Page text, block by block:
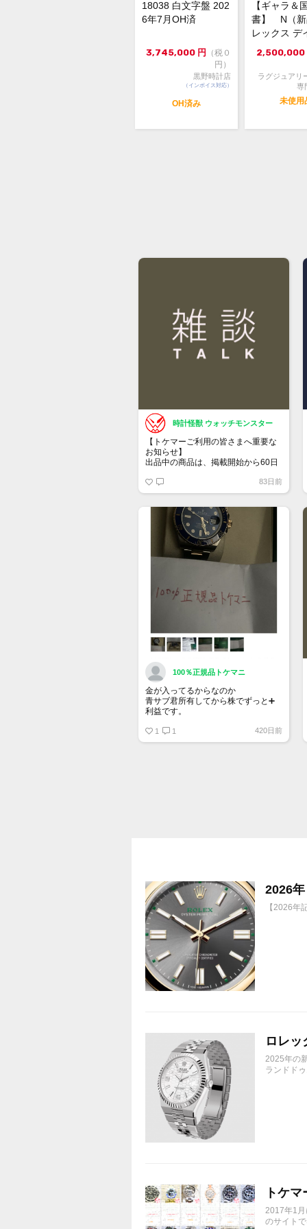
18038 白文字盤 202
6年7月OH済
3,745,000 円
（税０
円）
黒野時計店
（インボイス対応）
OH済み
【ギャラ＆
書】 N（新
レックス デ
スト
2,500,000
ラグジュアリ
専
未使用
時計怪獣 ウォッチモンスター
【トケマーご利用の皆さまへ重要な
お知らせ】
出品中の商品は、掲載開始から60日
へ戻ります。
トップページでお気に入り登録がで
詳しくはマイページ＞お知らせをご
確認ください。
83日前
100％正規品トケマニ
金が入ってるからなのか
青サブ君所有してから株でずっと➕
利益です。
銘柄番号7932 ニッピ
1 1 420日前
2026
【2026年
ロレ
2025年の
ランドド
トケ
2017年1月
のサイト